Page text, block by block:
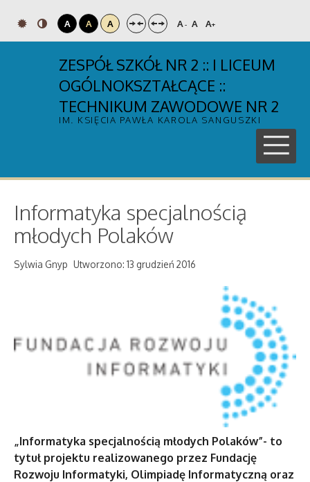
A A A A- A A+
ZESPÓŁ SZKÓŁ NR 2 :: I LICEUM
OGÓLNOKSZTAŁCĄCE ::
TECHNIKUM ZAWODOWE NR 2
IM. KSIĘCIA PAWŁA KAROLA SANGUSZKI
Informatyka specjalnością
młodych Polaków
Sylwia Gnyp Utworzono: 13 grudzień 2016
„Informatyka specjalnością młodych Polaków”- to
tytuł projektu realizowanego przez Fundację
Rozwoju Informatyki, Olimpiadę Informatyczną oraz